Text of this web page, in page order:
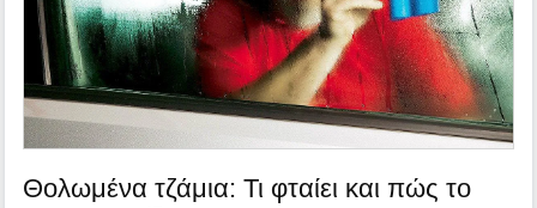
Θολωμένα τζάμια: Τι φταίει και πώς το